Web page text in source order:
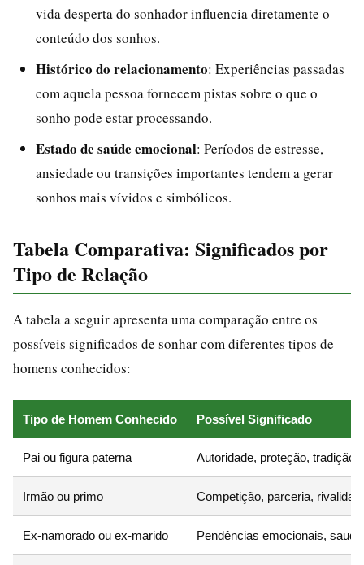
vida desperta do sonhador influencia diretamente o
conteúdo dos sonhos.
Histórico do relacionamento: Experiências passadas
com aquela pessoa fornecem pistas sobre o que o
sonho pode estar processando.
Estado de saúde emocional: Períodos de estresse,
ansiedade ou transições importantes tendem a gerar
sonhos mais vívidos e simbólicos.
Tabela Comparativa: Significados por
Tipo de Relação
A tabela a seguir apresenta uma comparação entre os
possíveis significados de sonhar com diferentes tipos de
homens conhecidos:
Tipo de Homem Conhecido Possível Significado
Pai ou figura paterna Autoridade, proteção,
Irmão ou primo Competição, parceria,
Ex-namorado ou ex-marido Pendências emocionais,